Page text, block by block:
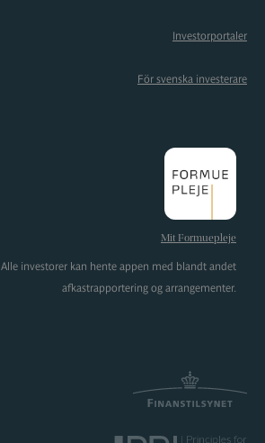
Investorportaler
För svenska investerare
Mit Formuepleje
Alle investorer kan hente appen med blandt andet
afkastrapportering og arrangementer.